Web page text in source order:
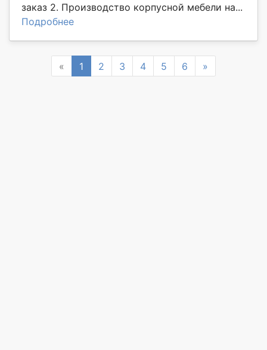
заказ 2. Производство корпусной мебели на...
Подробнее
« Previous
1 2 3 4 5 6 »